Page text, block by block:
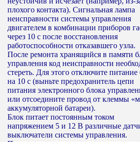
плохого контакта). Сигнальная лампа
неисправности системы управления
двигателем в комбинации приборов
через 10 с после восстановления
работоспособности отказавшего узла.
После ремонта хранящийся в памяти
управления код неисправности
стереть. Для этого отключите питание
на 10 с (выньте предохранитель цепи
питания электронного блока
или отсоедините провод от клеммы
аккумуляторной батареи).
Блок питает постоянным током
напряжением 5 и 12 В различные
выключатели системы управления.